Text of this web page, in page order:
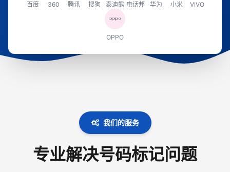
百度 360 腾讯 搜狗 泰迪熊 电话邦 华为 小米 VIVO
OPPO
我们的服务
专业解决号码标记问题